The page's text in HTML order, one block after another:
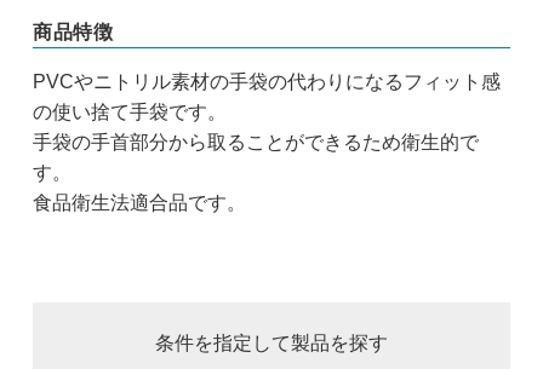
商品特徴
PVCやニトリル素材の手袋の代わりになるフィット感
の使い捨て手袋です。
手袋の手首部分から取ることができるため衛生的で
す。
食品衛生法適合品です。
条件を指定して製品を探す